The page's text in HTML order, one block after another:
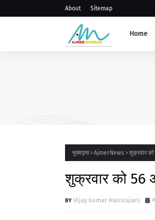
About Sitemap
Home
मुख्यपृष्ठ AjmerNews शुक्रवार को
शुक्रवार को 56
Vijay kumar Hansrajani